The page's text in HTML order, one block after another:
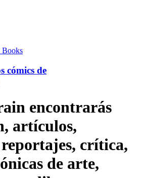
cómics de
encontrarás
artículos,
crítica,
de arte,